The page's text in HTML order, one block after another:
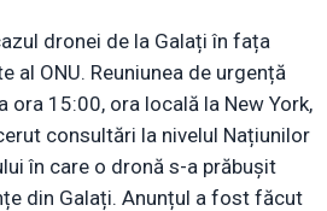
dronei de la Galați în fața
al ONU. Reuniunea de urgență
ora 15:00, ora locală la New York,
consultări la nivelul Națiunilor
în care o dronă s-a prăbușit
din Galați. Anunțul a fost făcut